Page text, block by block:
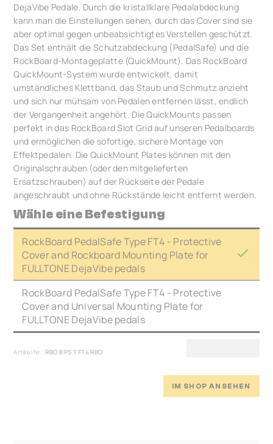
DejaVibe Pedale. Durch die kristallklare Pedalabdeckung
kann man die Einstellungen sehen, durch das Cover sind sie
aber optimal gegen unbeabsichtigtes Verstellen geschützt.
Das Set enthält die Schutzabdeckung (PedalSafe) und die
RockBoard-Montageplatte (QuickMount). Das RockBoard
QuickMount-System wurde entwickelt, damit
umständliches Klettband, das Staub und Schmutz anzieht
und sich nur mühsam von Pedalen entfernen lässt, endlich
der Vergangenheit angehört. Die QuickMounts passen
perfekt in das RockBoard Slot Grid auf unseren Pedalboards
und ermöglichen die sofortige, sichere Montage von
Effektpedalen. Die QuickMount Plates können mit den
Originalschrauben (oder den mitgelieferten
Ersatzschrauben) auf der Rückseite der Pedale
angeschraubt und ohne Rückstände leicht entfernt werden.
Wähle eine Befestigung
RockBoard PedalSafe Type FT4 - Protective
Cover and Rockboard Mounting Plate for
FULLTONE DejaVibe pedals
RockBoard PedalSafe Type FT4 - Protective
Cover and Universal Mounting Plate for
FULLTONE DejaVibe pedals
Artikel Nr.: RBO B PS T FT4 RBO
IM SHOP ANSEHEN